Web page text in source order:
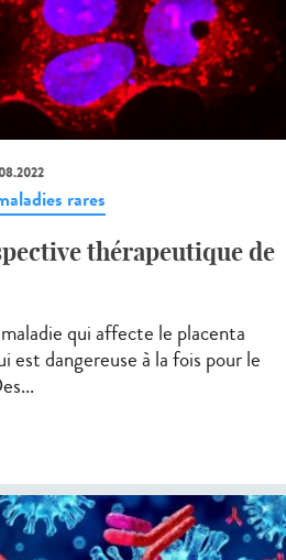
rares
thérapeutique de
qui affecte le placenta
est dangereuse à la fois pour le